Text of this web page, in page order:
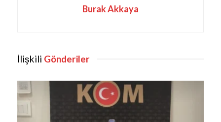
Burak Akkaya
İlişkili Gönderiler